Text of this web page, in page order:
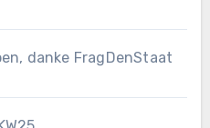
danke FragDenStaat